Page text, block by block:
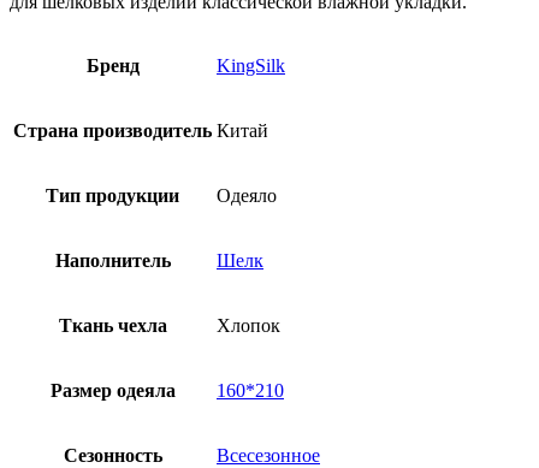
Бренд KingSilk
Страна производитель Китай
Тип продукции Одеяло
Наполнитель Шелк
Ткань чехла Хлопок
Размер одеяла 160*210
Сезонность Всесезонное